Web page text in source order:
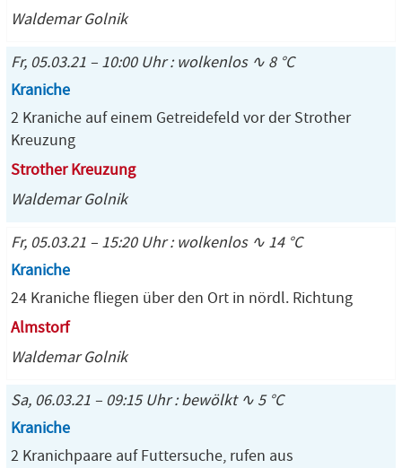
Waldemar Golnik
Fr, 05.03.21 – 10:00 Uhr : wolkenlos ∿ 8 °C
Kraniche
2 Kraniche auf einem Getreidefeld vor der Strother
Kreuzung
Strother Kreuzung
Waldemar Golnik
Fr, 05.03.21 – 15:20 Uhr : wolkenlos ∿ 14 °C
Kraniche
24 Kraniche fliegen über den Ort in nördl. Richtung
Almstorf
Waldemar Golnik
Sa, 06.03.21 – 09:15 Uhr : bewölkt ∿ 5 °C
Kraniche
2 Kranichpaare auf Futtersuche, rufen aus